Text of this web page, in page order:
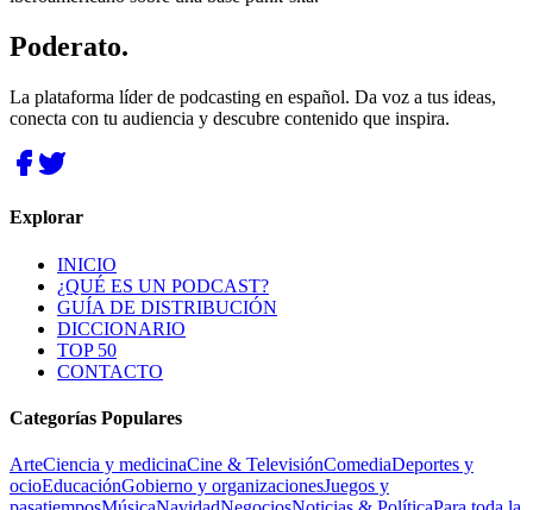
Poderato.
La plataforma líder de podcasting en español. Da voz a tus ideas,
conecta con tu audiencia y descubre contenido que inspira.
Explorar
INICIO
¿QUÉ ES UN PODCAST?
GUÍA DE DISTRIBUCIÓN
DICCIONARIO
TOP 50
CONTACTO
Categorías Populares
ArteCiencia y medicinaCine & TelevisiónComediaDeportes y
ocioEducaciónGobierno y organizacionesJuegos y